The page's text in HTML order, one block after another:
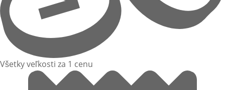
Všetky veľkosti za 1 cenu